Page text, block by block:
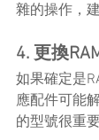
雜的操作，
4. 更換
如果確定是
應配件可能
的型號很重要